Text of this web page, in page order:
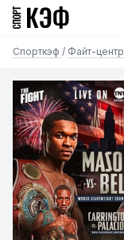
Спорткэф / Файт-центр